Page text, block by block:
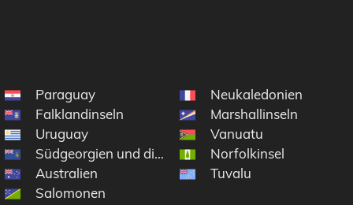
Paraguay
Falklandinseln
Uruguay
Südgeorgien und die Südlichen Sandwichinseln
Australien
Salomonen
Neukaledonien
Marshallinseln
Vanuatu
Norfolkinsel
Tuvalu